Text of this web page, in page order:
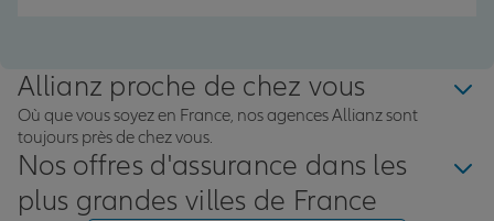
Allianz proche de chez vous
Où que vous soyez en France, nos agences Allianz sont
toujours près de chez vous.
Nos offres d'assurance dans les
plus grandes villes de France